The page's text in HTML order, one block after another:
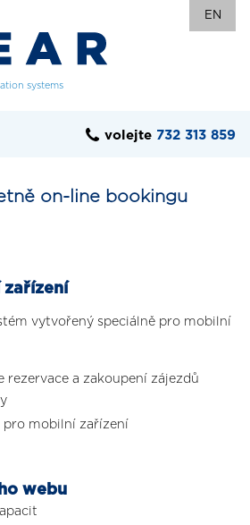
systems
EN
volejte 732 313 859
on-line bookingu
zařízení
vytvořený speciálně pro mobilní
rezervace a zakoupení zájezdů
mobilní zařízení
webu